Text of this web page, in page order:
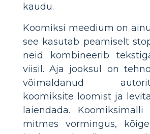
kaudu.
Koomiksi meedium on
see kasutab peamiselt
neid kombineerib
viisil. Aja jooksul on
võimaldanud
koomiksite loomist ja
laiendada. Koomiksimalli
mitmes vormingus,